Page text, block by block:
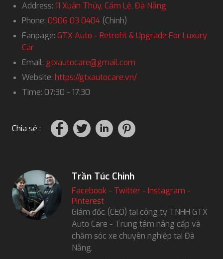
Address: 11 Xuân Thủy, Cẩm Lệ, Đà Nẵng
Phone: 0906 03 0404 (Chinh)
Fanpage: GTX Auto - Retrofit & Upgrade For Luxury
Car
Email: gtxautocare@gmail.com
Website: https://gtxautocare.vn/
Time: 07:30 - 17:30
Chia sẻ :
Trần Túc Chinh
Facebook - Twitter - Instagram -
Pinterest
Giám đốc (CEO) tại công ty TNHH GTX
Auto Care - Trung tâm nâng cấp và
chăm sóc xe chuyên nghiệp tại Đà
Nẵng.